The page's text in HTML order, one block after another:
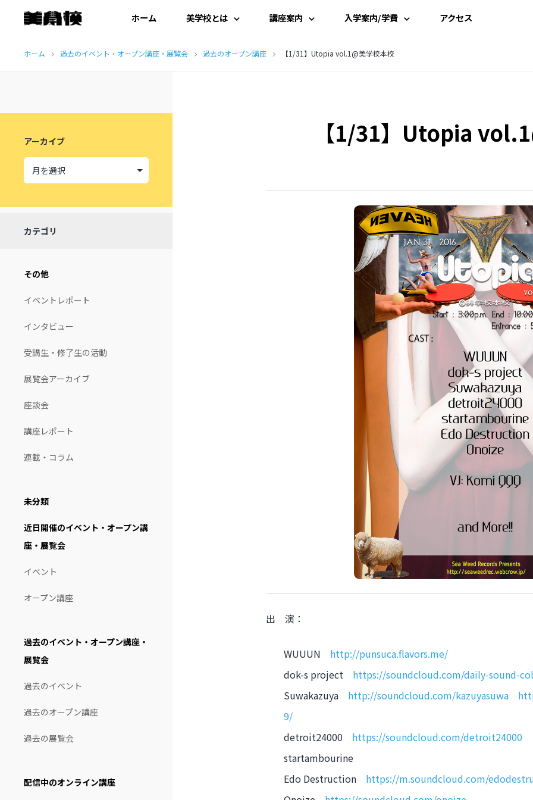
ッ
ホーム 美学校とは
はじめての方へ
講座案内
講座一覧
入学案内/学費
入学案内
説明会・見学
よくある質問
アクセス
ホーム 過去のイベント・オープン講座・展覧会 過去のオープン講座 【1/31】Utopia vol.1@美学校本校
アーカイブ
カテゴリ
その他
イベントレポート
インタビュー
受講生・修了生の活動
展覧会アーカイブ
座談会
講座レポート
連載・コラム
未分類
近日開催のイベント・オープン講
座・展覧会
イベント
オープン講座
過去のイベント・オープン講座・
展覧会
過去のイベント
過去のオープン講座
過去の展覧会
配信中のオンライン講座
【1/31】Utopia
出 演：
WUUUN http://punsuca.flavors.me/
dok-s project https://soundcloud.com/daily-sound-
Suwakazuya http://soundcloud.com/kazuyasuwa
9/
detroit24000 https://soundcloud.com/detroit24000
startambourine
Edo Destruction https://m.soundcloud.com/